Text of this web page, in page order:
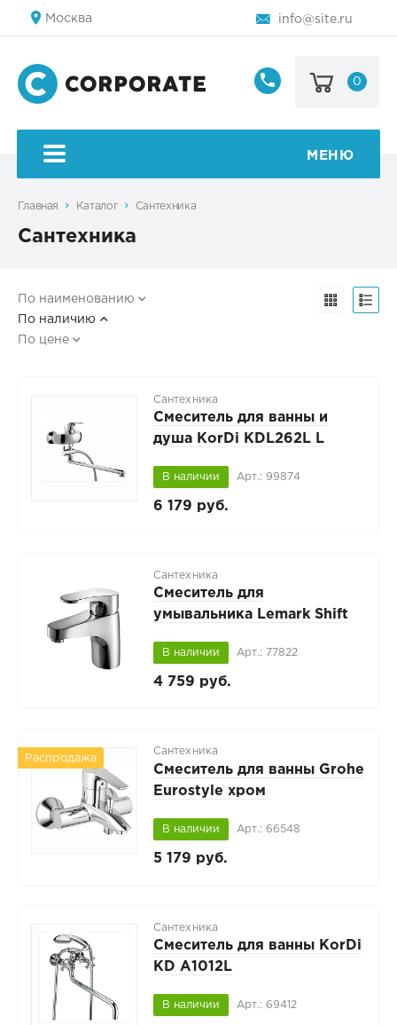
Москва info@site.ru
8
123-
0
МЕНЮ
Главная Каталог Сантехника
Сантехника
По наименованию
По наличию
По цене
Сантехника
Смеситель для ванны и
душа KorDi KDL262L L
6 179 руб.
В наличии Арт.: 99874
Сантехника
Смеситель для
умывальника Lemark Shift
4 759 руб.
В наличии Арт.: 77822
Распродажа
Сантехника
Смеситель для ванны Grohe
Eurostyle хром
5 179 руб.
В наличии Арт.: 66548
Сантехника
Смеситель для ванны KorDi
KD A1012L
В наличии Арт.: 69412